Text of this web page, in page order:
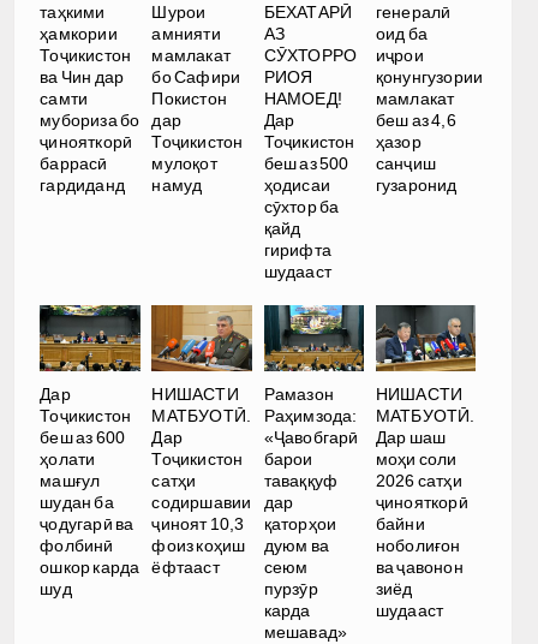
таҳкими
ҳамкории
Тоҷикистон
ва Чин дар
самти
мубориза бо
ҷинояткорӣ
баррасӣ
гардиданд
Шурои
амнияти
мамлакат
бо Сафири
Покистон
дар
Тоҷикистон
мулоқот
намуд
БЕХАТАРӢ
АЗ
СӮХТОРРО
РИОЯ
НАМОЕД!
Дар
Тоҷикистон
беш аз 500
ҳодисаи
сӯхтор ба
қайд
гирифта
шудааст
генералӣ
оид ба
иҷрои
қонунгузории
мамлакат
беш аз 4,6
ҳазор
санҷиш
гузаронид
Дар
Тоҷикистон
беш аз 600
ҳолати
машғул
шудан ба
ҷодугарӣ ва
фолбинӣ
ошкор карда
шуд
НИШАСТИ
МАТБУОТӢ.
Дар
Тоҷикистон
сатҳи
содиршавии
ҷиноят 10,3
фоиз коҳиш
ёфтааст
Рамазон
Раҳимзода:
«Ҷавобгарӣ
барои
таваққуф
дар
қаторҳои
дуюм ва
сеюм
пурзӯр
карда
мешавад»
НИШАСТИ
МАТБУОТӢ.
Дар шаш
моҳи соли
2026 сатҳи
ҷинояткорӣ
байни
ноболиғон
ва ҷавонон
зиёд
шудааст